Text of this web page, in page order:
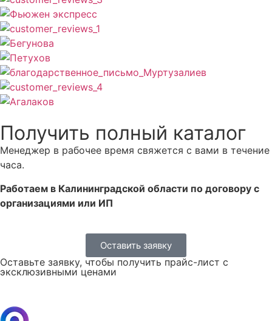
Получить полный каталог
Менеджер в рабочее время свяжется с вами в течение
часа.
Работаем в Калининградской области по договору с
организациями или ИП
Оставить заявку
Оставьте заявку, чтобы получить прайс-лист с
эксклюзивными ценами